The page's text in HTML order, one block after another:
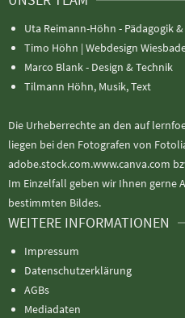
Uta Reimann-Höhn - Pädagogik
Timo Höhn | Webdesign
Marco Blank - Design & Technik
Tilmann Höhn, Musik, Text
Die Urheberrechte an den auf
liegen bei den Fotografen von
adobe.stock.com.www.canva.com
Im Einzelfall geben wir Ihnen gerne
bestimmten Bildes.
WEITERE INFORMATIONEN
Impressum
Datenschutzerklärung
AGBs
Mediadaten